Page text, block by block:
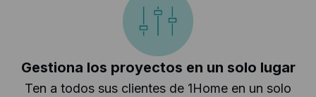
Gestiona los proyectos en un solo lugar
Ten a todos sus clientes de 1Home en un solo